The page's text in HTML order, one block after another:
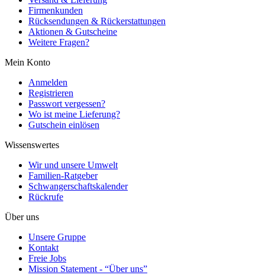
Firmenkunden
Rücksendungen & Rückerstattungen
Aktionen & Gutscheine
Weitere Fragen?
Mein Konto
Anmelden
Registrieren
Passwort vergessen?
Wo ist meine Lieferung?
Gutschein einlösen
Wissenswertes
Wir und unsere Umwelt
Familien-Ratgeber
Schwangerschaftskalender
Rückrufe
Über uns
Unsere Gruppe
Kontakt
Freie Jobs
Mission Statement - “Über uns”